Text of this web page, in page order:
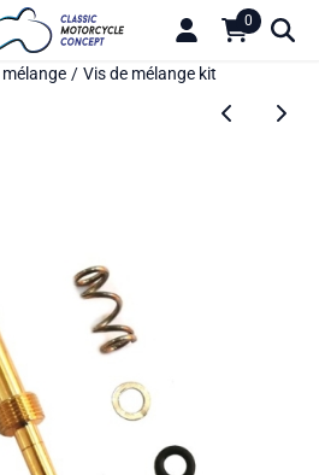
Choisissez les paramètres
0
mélange / Vis de mélange kit